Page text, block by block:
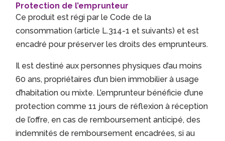
Protection de l’emprunteur
Ce produit est régi par le Code de la
consommation (article L.314-1 et suivants) et est
encadré pour préserver les droits des emprunteurs.
Il est destiné aux personnes physiques d’au moins
60 ans, propriétaires d’un bien immobilier à usage
d’habitation ou mixte. L’emprunteur bénéficie d’une
protection comme 11 jours de réflexion à réception
de l’offre, en cas de remboursement anticipé, des
indemnités de remboursement encadrées, si au